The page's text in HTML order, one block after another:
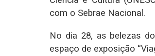
com o Sebrae Nacional.
No dia 28, as belezas
espaço de exposição